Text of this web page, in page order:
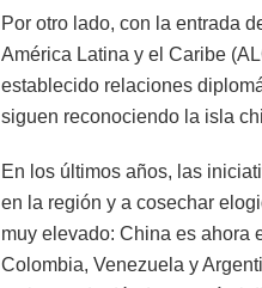
Por otro lado, con la entrada
América Latina y el Caribe
establecido relaciones
siguen reconociendo la isla
En los últimos años, las
en la región y a cosechar
muy elevado: China es ahora
Colombia, Venezuela y